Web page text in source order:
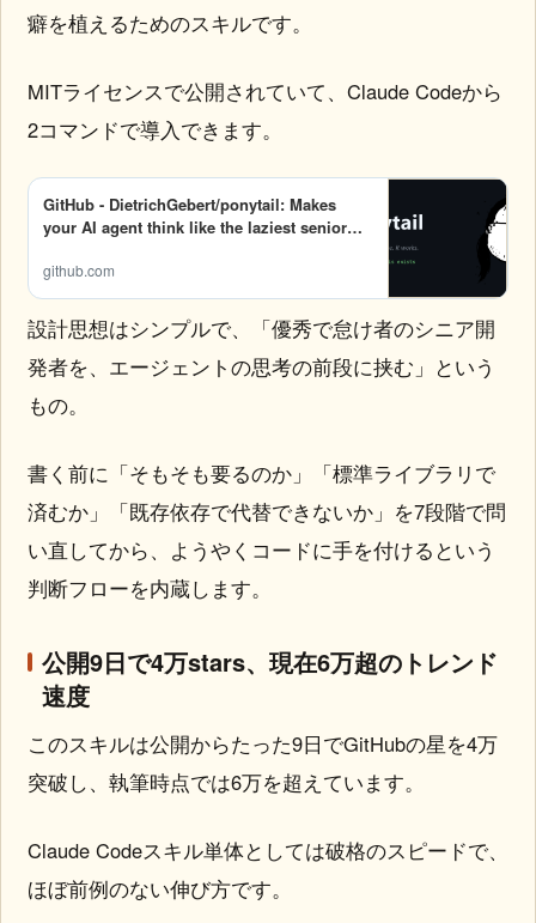
癖を植えるためのスキルです。
MITライセンスで公開されていて、Claude Codeから
2コマンドで導入できます。
GitHub - DietrichGebert/ponytail: Makes
your AI agent think like the laziest senior
you never wrote.
github.com
設計思想はシンプルで、「優秀で怠け者のシニア開
発者を、エージェントの思考の前段に挟む」という
もの。
書く前に「そもそも要るのか」「標準ライブラリで
済むか」「既存依存で代替できないか」を7段階で問
い直してから、ようやくコードに手を付けるという
判断フローを内蔵します。
公開9日で4万stars、現在6万超のトレンド
速度
このスキルは公開からたった9日でGitHubの星を4万
突破し、執筆時点では6万を超えています。
Claude Codeスキル単体としては破格のスピードで、
ほぼ前例のない伸び方です。